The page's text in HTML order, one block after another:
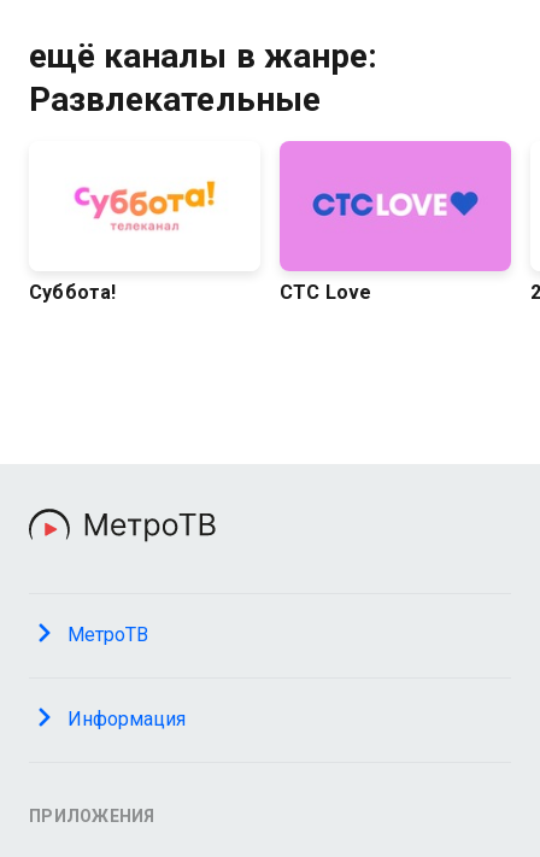
ещё каналы в жанре:
Развлекательные
Суббота! СТС Love
МетроТВ
Информация
ПРИЛОЖЕНИЯ